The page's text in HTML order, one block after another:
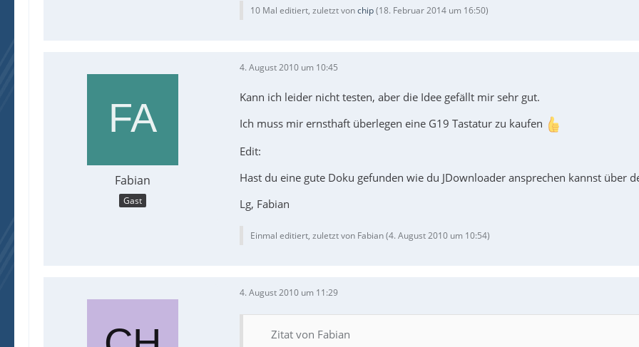
10 Mal editiert, zuletzt vonchip(18. Februar 2014 um 16:50)
Fabian
Gast
4. August 2010 um 10:45
Kann ich leider nicht testen, aber die Idee gefällt mir sehr gut.
Ich muss mir ernsthaft überlegen eine G19 Tastatur zu kaufen
Edit:
Hast du eine gute Doku gefunden wie du JDownloader ansprechen kannst über
Lg, Fabian
Einmal editiert, zuletzt von Fabian (4. August 2010 um 10:54)
4. August 2010 um 11:29
Zitat von Fabian